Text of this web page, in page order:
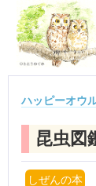
ハッピーオウ
昆虫図
しぜんの本